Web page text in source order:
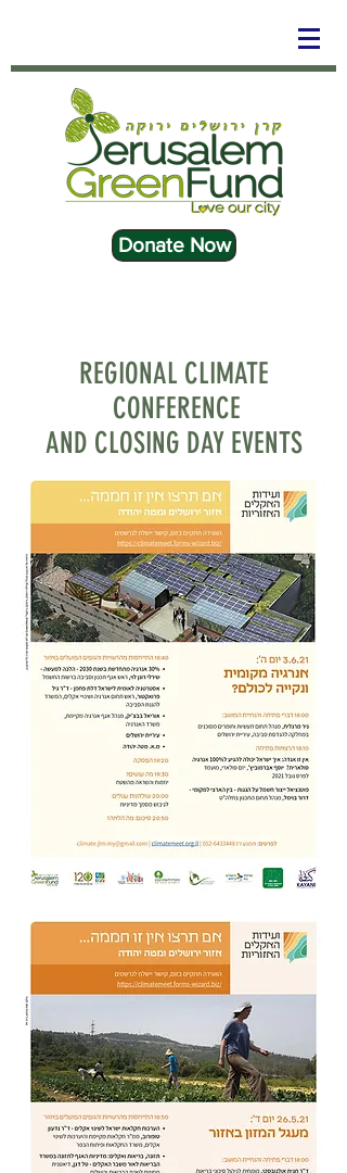
Donate Now
REGIONAL CLIMATE
CONFERENCE
AND CLOSING DAY EVENTS